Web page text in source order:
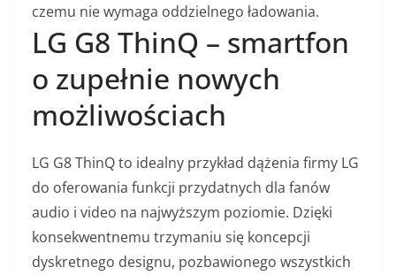
czemu nie wymaga oddzielnego ładowania.
LG G8 ThinQ – smartfon
o zupełnie nowych
możliwościach
LG G8 ThinQ to idealny przykład dążenia firmy LG
do oferowania funkcji przydatnych dla fanów
audio i video na najwyższym poziomie. Dzięki
konsekwentnemu trzymaniu się koncepcji
dyskretnego designu, pozbawionego wszystkich